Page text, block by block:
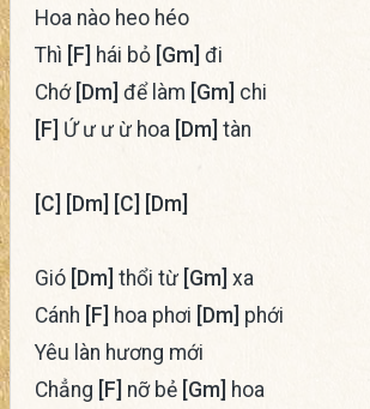
Hoa nào heo héo
Thì
[F] hái bỏ [Gm] đi
Chớ [Dm] để làm [Gm] chi
[F] Ứ ư ư ừ hoa [Dm] tàn
[C] [Dm] [C] [Dm]
Gió [Dm] thổi từ [Gm] xa
Cánh
[F] hoa phơi [Dm] phới
Yêu làn hương mới
Chẳng
[F] nỡ bẻ [Gm] hoa